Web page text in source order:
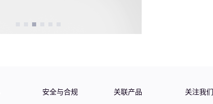
安全与合规 关联产品 关注我们